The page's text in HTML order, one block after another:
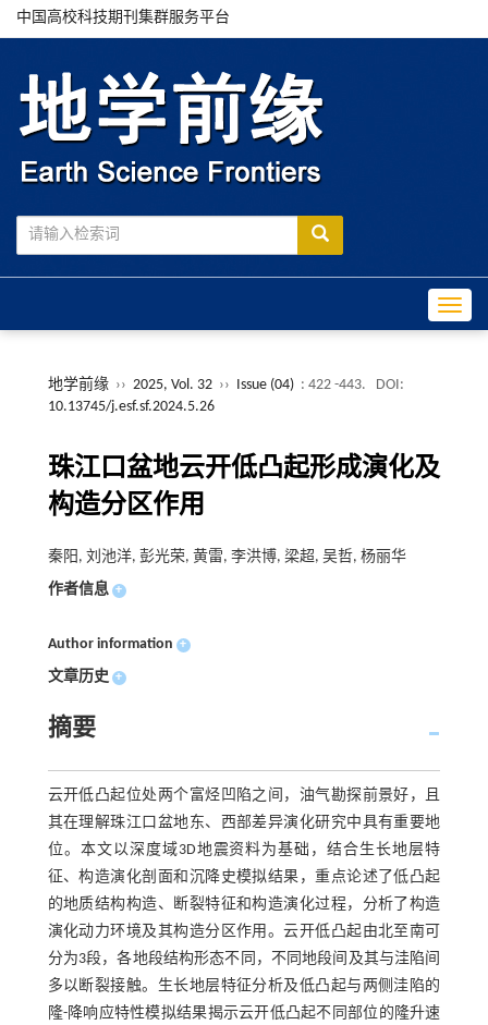
中国高校科技期刊集群服务平台
地学前缘 ›› 2025, Vol. 32 ›› Issue (04) : 422 -443.
DOI:
10.13745/j.esf.sf.2024.5.26
珠江口盆地云开低凸起形成演化及
构造分区作用
秦阳, 刘池洋, 彭光荣, 黄雷, 李洪博, 梁超, 吴哲, 杨丽华
作者信息 +
Author information +
文章历史 +
摘要
云开低凸起位处两个富烃凹陷之间，油气勘探前景好，且
其在理解珠江口盆地东、西部差异演化研究中具有重要地
位。本文以深度域3D地震资料为基础，结合生长地层特
征、构造演化剖面和沉降史模拟结果，重点论述了低凸起
的地质结构构造、断裂特征和构造演化过程，分析了构造
演化动力环境及其构造分区作用。云开低凸起由北至南可
分为3段，各地段结构形态不同，不同地段间及其与洼陷间
多以断裂接触。生长地层特征分析及低凸起与两侧洼陷的
隆-降响应特性模拟结果揭示云开低凸起不同部位的隆升速